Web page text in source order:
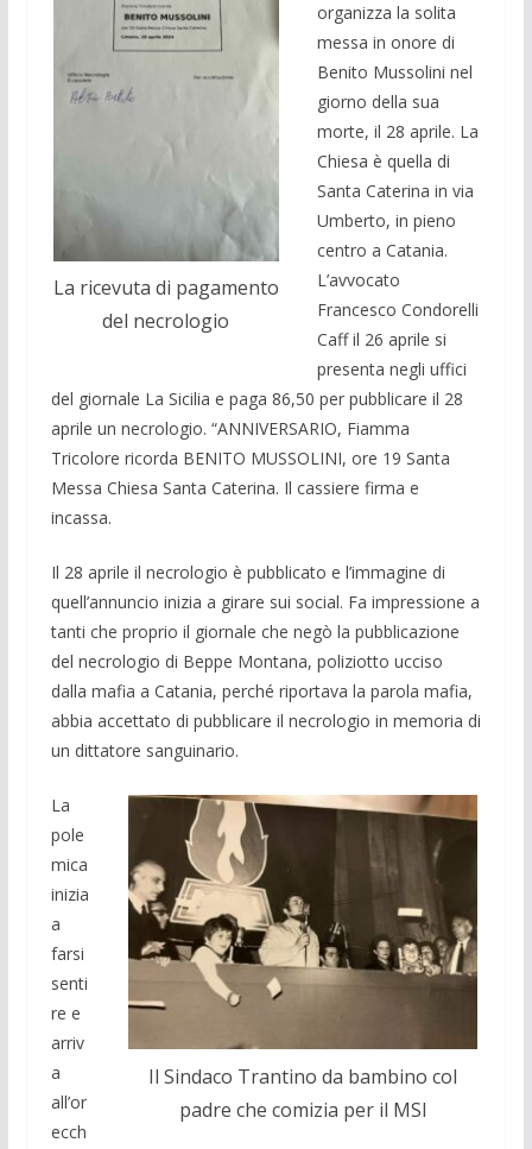
La ricevuta di pagamento
del necrologio
organizza la solita
messa in onore di
Benito Mussolini nel
giorno della sua
morte, il 28 aprile. La
Chiesa è quella di
Santa Caterina in via
Umberto, in pieno
centro a Catania.
L’avvocato
Francesco Condorelli
Caff il 26 aprile si
presenta negli uffici
del giornale La Sicilia e paga 86,50 per pubblicare il 28
aprile un necrologio. “ANNIVERSARIO, Fiamma
Tricolore ricorda BENITO MUSSOLINI, ore 19 Santa
Messa Chiesa Santa Caterina. Il cassiere firma e
incassa.
Il 28 aprile il necrologio è pubblicato e l’immagine di
quell’annuncio inizia a girare sui social. Fa impressione a
tanti che proprio il giornale che negò la pubblicazione
del necrologio di Beppe Montana, poliziotto ucciso
dalla mafia a Catania, perché riportava la parola mafia,
abbia accettato di pubblicare il necrologio in memoria di
un dittatore sanguinario.
Il Sindaco Trantino da bambino col
padre che comizia per il MSI
La
pole
mica
inizia
a
farsi
senti
re e
arriv
a
all’or
ecch